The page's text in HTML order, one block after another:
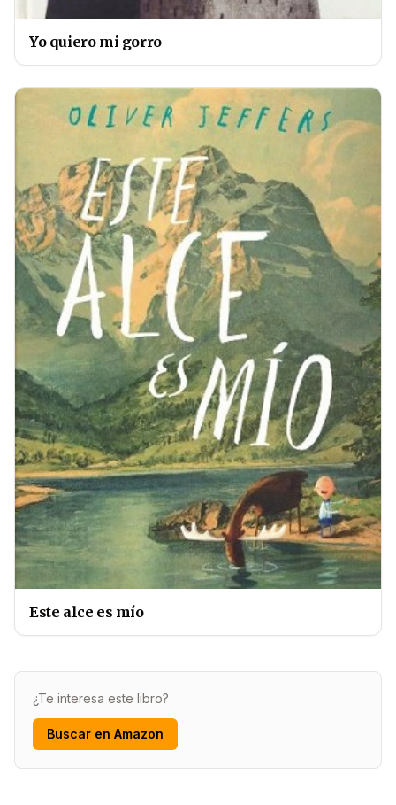
Yo quiero mi gorro
Este alce es mío
¿Te interesa este libro?
Buscar en Amazon